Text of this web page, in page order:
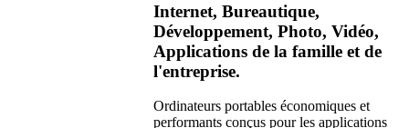
Internet, Bureautique,
Développement, Photo, Vidéo,
Applications de la famille et de
l'entreprise.
Ordinateurs portables économiques et
performants conçus pour les applications